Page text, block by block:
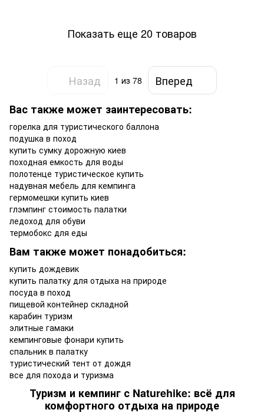
Показать еще 20 товаров
Назад 1 из 78
Вперед
Вас также может заинтересовать:
горелка для туристического баллона
подушка в поход
купить сумку дорожную киев
походная емкость для воды
полотенце туристическое купить
надувная мебель для кемпинга
гермомешки купить киев
глэмпинг стоимость палатки
ледоход для обуви
термобокс для еды
Вам также может понадобиться:
купить дождевик
купить палатку для отдыха на природе
посуда в поход
пищевой контейнер складной
карабин туризм
элитные гамаки
кемпинговые фонари купить
спальник в палатку
туристический тент от дождя
все для похода и туризма
Туризм и кемпинг с Naturehike: всё для
комфортного отдыха на природе